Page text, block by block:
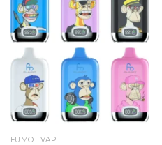
FUMOT VAPE